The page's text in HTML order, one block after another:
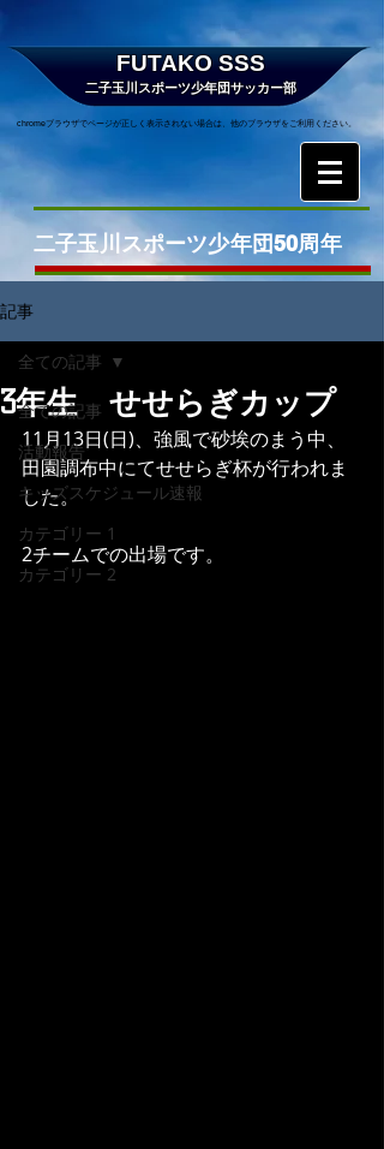
FUTAKO SSS
二子玉川スポーツ少年団サッカー部
chromeブラウザでページが正しく表示されない場合は、他のブラウザをご利用ください。
二子玉川スポーツ少年団50周年
記事
全ての記事
活動報告
キッズスケジュール速報
カテゴリー 1
カテゴリー 2
全ての記事
3年生 せせらぎカップ
11月13日(日)、強風で砂埃のまう中、
田園調布中にてせせらぎ杯が行われま
した。
2チームでの出場です。